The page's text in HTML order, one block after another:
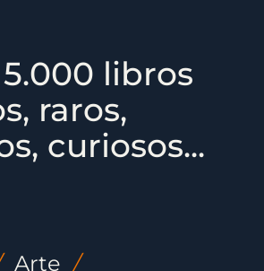
libros
raros,
curiosos...
Arte /